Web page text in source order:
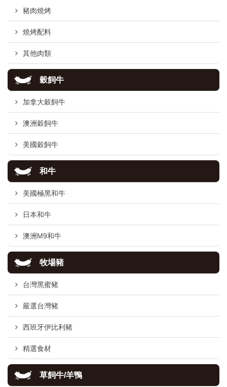
豬肉燒烤
燒烤配料
其他肉類
穀飼牛
加拿大穀飼牛
澳洲穀飼牛
美國穀飼牛
和牛
美國極黑和牛
日本和牛
澳洲M9和牛
牧場豬
台灣黑蜜豬
嚴選台灣豬
西班牙伊比利豬
精選食材
草飼牛/羊鴨